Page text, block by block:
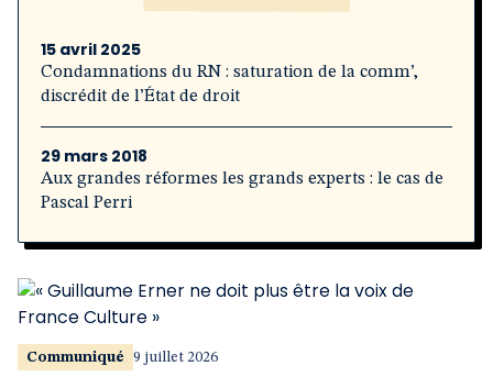
15 avril 2025
Condamnations du RN : saturation de la comm’,
discrédit de l’État de droit
29 mars 2018
Aux grandes réformes les grands experts : le cas de
Pascal Perri
Communiqué 9 juillet 2026